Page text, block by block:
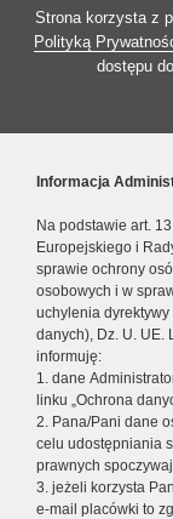
Strona korzysta z
Polityką
dostępu
Informacja
Na podstawie art.
Europejskiego i
sprawie ochrony
osobowych i w
uchylenia
danych), Dz. U. UE.
informuję:
1. dane
linku „Ochrona
2. Pana/Pani dane
celu udostępniania
prawnych
3. jeżeli korzysta
e-mail placówki to